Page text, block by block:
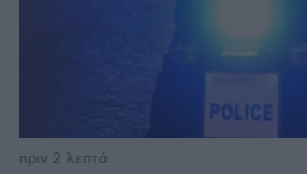
πριν 2 λεπτά